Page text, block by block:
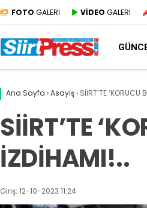
FOTO GALERİ VİDEO GALERİ
Ana Sayfa ›Asayiş› SİİRT’TE ‘KORUCU
SİİRT’TE
İZDİHAMI!..
Giriş: 12-10-2023 11:24